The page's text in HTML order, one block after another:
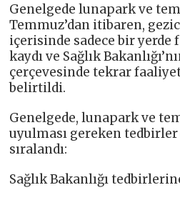
Genelgede lunapark ve
Temmuz’dan itibaren,
içerisinde sadece bir
kaydı ve Sağlık
çerçevesinde tekrar
belirtildi.
Genelgede, lunapark ve
uyulması gereken tedbirler
sıralandı:
Sağlık Bakanlığı